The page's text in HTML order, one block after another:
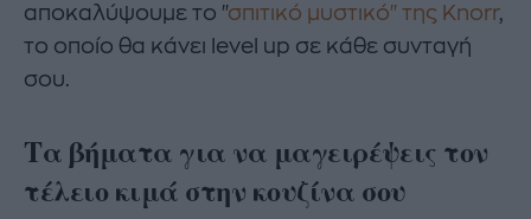
αποκαλύψουμε το "σπιτικό μυστικό" της Knorr,
το οποίο θα κάνει level up σε κάθε συνταγή
σου.
Τα βήματα για να μαγειρέψεις τον
τέλειο κιμά στην κουζίνα σου